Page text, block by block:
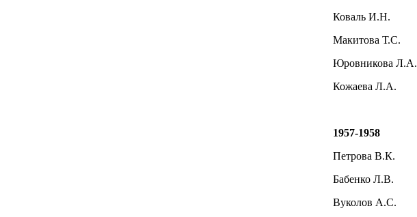
Коваль И.Н.
Макитова Т.С.
Юровникова Л.А.
Кожаева Л.А.
1957-1958
Петрова В.К.
Бабенко Л.В.
Вуколов А.С.